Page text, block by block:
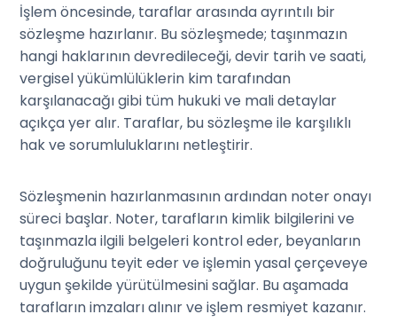
İşlem öncesinde, taraflar arasında ayrıntılı bir
sözleşme hazırlanır. Bu sözleşmede; taşınmazın
hangi haklarının devredileceği, devir tarih ve saati,
vergisel yükümlülüklerin kim tarafından
karşılanacağı gibi tüm hukuki ve mali detaylar
açıkça yer alır. Taraflar, bu sözleşme ile karşılıklı
hak ve sorumluluklarını netleştirir.
Sözleşmenin hazırlanmasının ardından noter onayı
süreci başlar. Noter, tarafların kimlik bilgilerini ve
taşınmazla ilgili belgeleri kontrol eder, beyanların
doğruluğunu teyit eder ve işlemin yasal çerçeveye
uygun şekilde yürütülmesini sağlar. Bu aşamada
tarafların imzaları alınır ve işlem resmiyet kazanır.